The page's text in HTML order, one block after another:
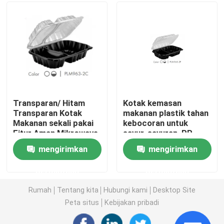
Tentang kami
Tur Pabrik
Hubungi kami
Berita
Kasus
Gelas Plastik Sekali Pakai
Transparan/ Hitam
Transparan Kotak
Makanan sekali pakai
Fitur Aman Mikrowave,
PP Hinged Lid
Clamshell
Container,9.1x7x3
mengirimkan
Kotak kemasan
makanan plastik tahan
kebocoran untuk
sayur-sayuran, PP
Hinged Lid Clamshell
Container,
microwavable,9.1x7x3
mengirimkan
Rumah Tentang kita Hubungi kami
Desktop Site
Peta situs
Kebijakan pribadi